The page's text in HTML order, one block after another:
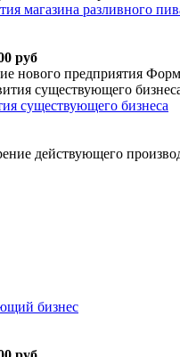
магазина разливного
руб
нового предприятия
существующего бизнеса
действующего
бизнес